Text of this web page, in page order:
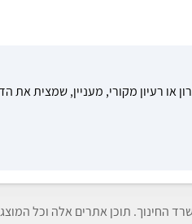
או רעיון מקורי, מעניין, שמצית את
החינוך. תוכן אתרים אלה וכל